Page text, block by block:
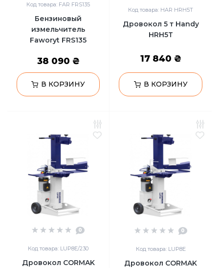
Код товара: FAR FRS135
Бензиновый
измельчитель
Faworyt FRS135
38 090 ₴
В КОРЗИНУ
Код товара: HAR HRH5T
Дровокол 5 т Handy
HRH5T
17 840 ₴
В КОРЗИНУ
0
Код товара: LUP8E/230
Дровокол CORMAK
0
Код товара: LUP8E
Дровокол CORMAK